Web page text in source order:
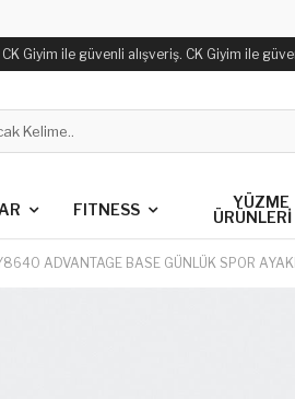
Giyim ile güvenli alışveriş. CK Giyim ile
FITNESS
YÜZME
ÜRÜNLERİ
ADVANTAGE BASE GÜNLÜK SPOR